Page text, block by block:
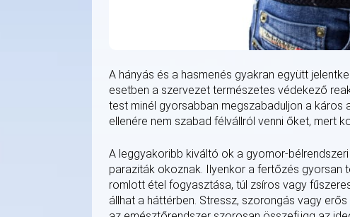
A hányás és a hasmenés gyakran együtt
esetben a szervezet természetes védekező
test minél gyorsabban megszabaduljon a
ellenére nem szabad félvállról venni őket, mert
A leggyakoribb kiváltó ok a gyomor-
paraziták okoznak. Ilyenkor a fertőzés gyorsan
romlott étel fogyasztása, túl zsíros vagy
állhat a háttérben. Stressz, szorongás vagy